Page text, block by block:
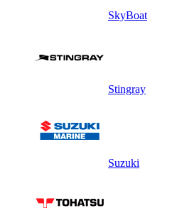
SkyBoat
Stingray
Suzuki